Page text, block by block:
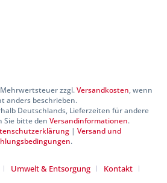
zzgl.Versandkosten, wenn
anders beschrieben.
Deutschlands, Lieferzeiten für andere
Sie bitte den Versandinformationen.
| Versand und
.
Umwelt & Entsorgung
Kontakt